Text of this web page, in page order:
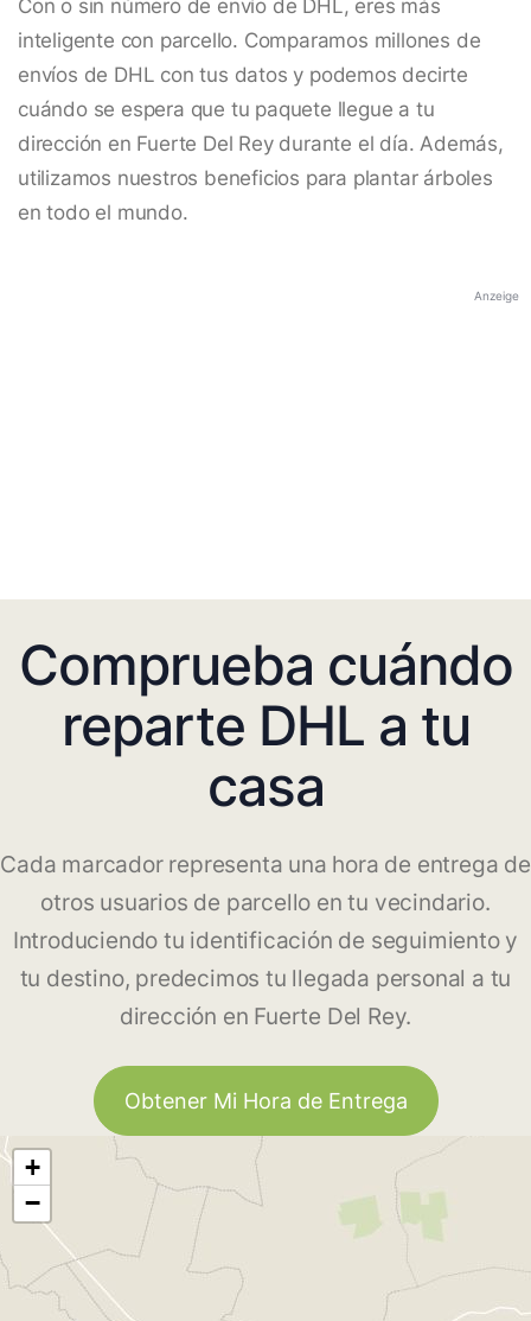
Con o sin número de envío de DHL, eres más
inteligente con parcello. Comparamos millones de
envíos de DHL con tus datos y podemos decirte
cuándo se espera que tu paquete llegue a tu
dirección en Fuerte Del Rey durante el día. Además,
utilizamos nuestros beneficios para plantar árboles
en todo el mundo.
Anzeige
Comprueba cuándo
reparte DHL a tu
casa
Cada marcador representa una hora de entrega de
otros usuarios de parcello en tu vecindario.
Introduciendo tu identificación de seguimiento y
tu destino, predecimos tu llegada personal a tu
dirección en Fuerte Del Rey.
Obtener Mi Hora de Entrega
+
−